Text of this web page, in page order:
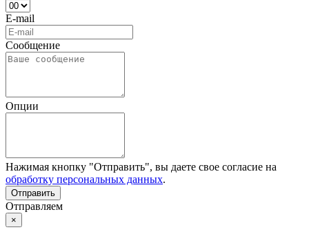
E-mail
Сообщение
Опции
Нажимая кнопку "Отправить", вы даете свое согласие на
обработку персональных данных.
Отправляем
×